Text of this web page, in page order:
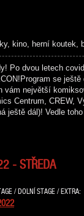
kino, herní koutek,
Po dvou letech
se
vám největší
Centrum, CREW,
ještě dál)! Vedle
- STŘEDA
/ DOLNÍ STAGE / EXTRA: